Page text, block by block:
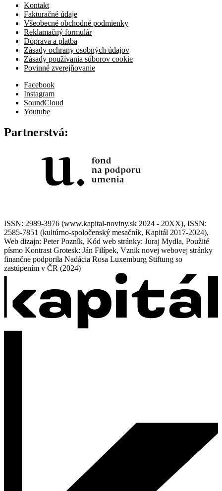
Kontakt
Fakturačné údaje
Všeobecné obchodné podmienky
Reklamačný formulár
Doprava a platba
Zásady ochrany osobných údajov
Zásady používania súborov cookie
Povinné zverejňovanie
Facebook
Instagram
SoundCloud
Youtube
Partnerstvá:
ISSN: 2989-3976 (www.kapital-noviny.sk 2024 - 20XX), ISSN:
2585-7851 (kultúrno-spoločenský mesačník, Kapitál 2017-2024),
Web dizajn: Peter Pozník, Kód web stránky: Juraj Mydla, Použité
písmo Kontrast Grotesk: Ján Filípek, Vznik novej webovej stránky
finančne podporila Nadácia Rosa Luxemburg Stiftung so
zastúpením v ČR (2024)